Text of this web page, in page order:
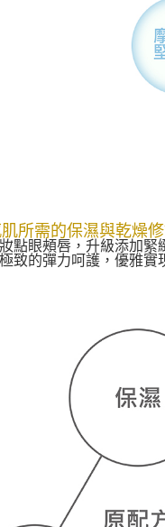
所需的保濕與乾燥
點眼頰唇，升級添加緊
致的彈力呵護，優雅實